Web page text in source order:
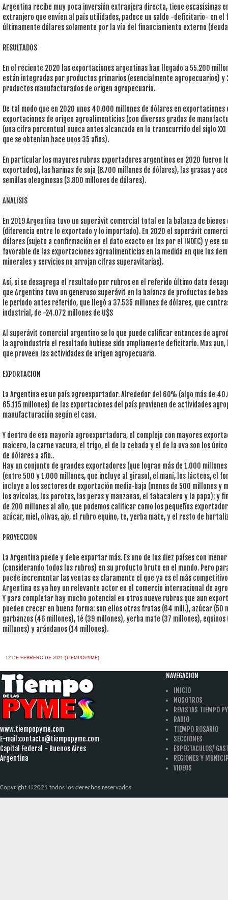
Argentina recibe muy poca inversión extranjera directa, tiene escasísimas
extranjero que envíen al país utilidades, padece un saldo -deficitario- en el
últimamente dólares solamente por la vía del financiamiento externo
RESULTADOS
En el reciente 2020 las exportaciones argentinas han llegado a 55.200
están integradas por productos primarios (esencialmente agropecuarios) y
productos manufacturados de origen agropecuario.
De tal modo que en 2020 unos 40.000 millones de dólares en
exportaciones de origen agroalimenticios (con diversos grados de
(una cifra porcentual nunca antes alcanzada en lo transcurrido del siglo
que se obtenían hace unos 35 años).
En particular los mayores rubros exportadores argentinos en 2020 fueron
exportados), las harinas de soja (8.700 millones de dólares), las grasas y
semillas oleaginosas (3.800 millones de dólares).
ANALISIS
En 2019 Argentina tuvo un superávit comercial total en la balanza de bienes
(diferencia entre lo exportado y lo importado). En 2020 el superávit
dólares (sujeto a confirmación en el dato exacto en los por el INDEC) y ese
favorable de las exportaciones agroalimenticias en la medida en que los
minerales y servicios no arrojan cifras superavitarias).
Así, si se desagrega el resultado por rubros en el referido último dato
que Argentina tuvo un generoso superávit en la balanza de productos de
le periodo antes referido, que llegó a 37.535 millones de dólares, que
industrial, de -24.072 millones de U$S
Al superávit comercial argentino se lo que puede calificar entonces de
la agroindustria el resultado hubiese sido ampliamente deficitario. Mas
que proveen las actividades de origen agropecuaria.
EXPORTACION
La Argentina es un país agroexportador. Alrededor del 60% (algo más de
65.115 millones) de las exportaciones del país provienen de actividades
manufacturación según el caso.
Y dentro de esa mayoría agroexportadora, el complejo con mayores
maicero, la carne vacuna, el trigo, el de la cebada y el de la uva son los
de dólares a año..
Hay un conjunto de grandes exportadores (que logran más de 1.000
(entre 500 y 1.000 millones, que incluye al girasol, el maní, los lácteos, el
incluye a los sectores de exportación media-baja (menos de 500 millones y
los avícolas, los porotos, las peras y manzanas, el tabacalero y la papa); y
de 200 millones al año, que podemos calificar como los pequeños
azúcar, miel, olivas, ajo, el rubro equino, te, yerba mate, y el resto de
PROYECCION
La Argentina puede y debe exportar más. Es uno de los diez países con
(considerando todos los rubros) en su producto bruto en el mundo. Pero
puede incrementar las ventas es claramente el que ya es el más
Argentina es ya hoy un relevante actor en el comercio internacional de
Y para completar hay mucho potencial en otros nueve rubros que aun
pueden crecer en buena forma: son ellos otras frutas (64 mill.), azúcar
garbanzos (46 millones), té (39 millones), yerba mate (37 millones),
millones) y arándanos (14 millones).
12 DE FEBRERO DE 2021.(TIEMPOPYME)
www.tiempopyme.com
E-mail:contacto@tiempopyme.com
Capital Federal - Buenos Aires
Argentina
NAVEGACION
INICIO
NOSOTROS
REVISTAS TIEMPO
RADIO
TIEMPO ROSARIO
SECCIONES
ESPECTACULOS/
REGIONES Y
VIDEOS
Copyright ©2021 todos los derechos reservados